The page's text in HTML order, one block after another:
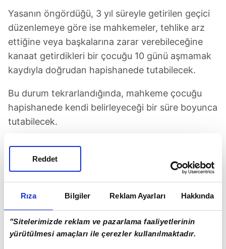
Rıza Bilgiler Reklam Ayarları Hakkında
"Sitelerimizde reklam ve pazarlama faaliyetlerinin
yürütülmesi amaçları ile çerezler kullanılmaktadır.
Reddet
Yasanın öngördüğü, 3 yıl süreyle getirilen geçici
düzenlemeye göre ise mahkemeler, tehlike arz
ettiğine veya başkalarına zarar verebileceğine
kanaat getirdikleri bir çocuğu 10 günü aşmamak
kaydıyla doğrudan hapishanede tutabilecek.
Bu durum tekrarlandığında, mahkeme çocuğu
hapishanede kendi belirleyeceği bir süre boyunca
tutabilecek.
HER HAFTA BAŞKA 'SOYKIRIM' YASASI
Knesset, neredeyse her hafta, Filistinlileri hedef
alan ve onların topraklarına ve mülklerine el
koymayı amaçlayan bir yasayı tartışıyor veya
onaylıyor.
İsrail Meclisi bugün, İsraillilere karşı herhangi bir